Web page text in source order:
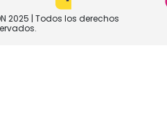
2025 | Todos los derechos